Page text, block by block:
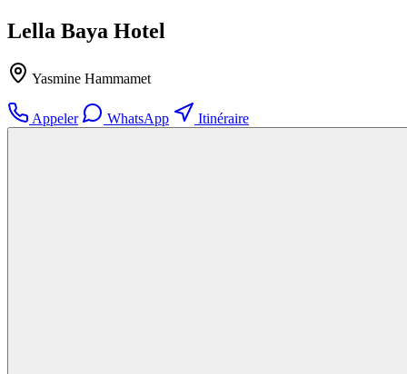
Lella Baya Hotel
Yasmine Hammamet
Appeler WhatsApp Itinéraire